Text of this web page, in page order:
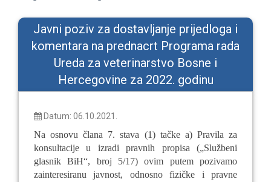
Javni poziv za dostavljanje prijedloga i
komentara na prednacrt Programa rada
Ureda za veterinarstvo Bosne i
Hercegovine za 2022. godinu
Datum: 06.10.2021.
Na osnovu člana 7. stava (1) tačke a) Pravila za
konsultacije u izradi pravnih propisa („Službeni
glasnik BiH“, broj 5/17) ovim putem pozivamo
zainteresiranu javnost, odnosno fizičke i pravne